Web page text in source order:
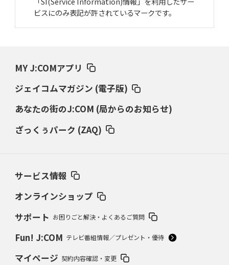
ビスにのみ表記が許されているマークです。
MY J:COMアプリ
ジェイコムマガジン (電子版)
あなたの街のJ:COM (局からのお知らせ)
ざっくぅパーク (ZAQ)
サービス情報
オンラインショップ
サポート お困りごと解決・よくあるご質問
Fun! J:COM テレビ番組情報／プレゼント・優待
マイページ 契約内容確認・変更